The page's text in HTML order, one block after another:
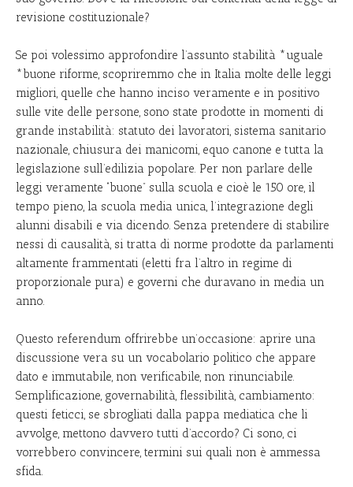
revisione costituzionale?
Se poi volessimo approfondire l’assunto stabilità *uguale
*buone riforme, scopriremmo che in Italia molte delle leggi
migliori, quelle che hanno inciso veramente e in positivo
sulle vite delle persone, sono state prodotte in momenti di
grande instabilità: statuto dei lavoratori, sistema sanitario
nazionale, chiusura dei manicomi, equo canone e tutta la
legislazione sull’edilizia popolare. Per non parlare delle
leggi veramente “buone” sulla scuola e cioè le 150 ore, il
tempo pieno, la scuola media unica, l’integrazione degli
alunni disabili e via dicendo. Senza pretendere di stabilire
nessi di causalità, si tratta di norme prodotte da parlamenti
altamente frammentati (eletti fra l’altro in regime di
proporzionale pura) e governi che duravano in media un
anno.
Questo referendum offrirebbe un’occasione: aprire una
discussione vera su un vocabolario politico che appare
dato e immutabile, non verificabile, non rinunciabile.
Semplificazione, governabilità, flessibilità, cambiamento:
questi feticci, se sbrogliati dalla pappa mediatica che li
avvolge, mettono davvero tutti d’accordo? Ci sono, ci
vorrebbero convincere, termini sui quali non è ammessa
sfida.